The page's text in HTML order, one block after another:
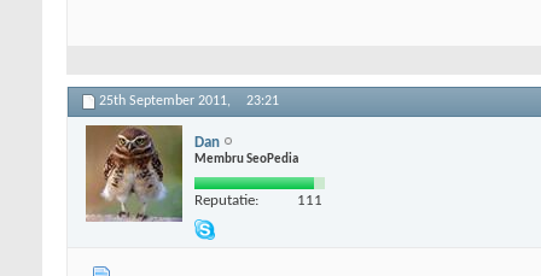
25th September 2011, 23:21
Dan
Membru SeoPedia
Reputatie: 111